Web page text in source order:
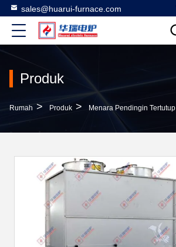
sales@huarui-furnace.com
Produk
Rumah > Produk > Menara Pendingin Tertutup